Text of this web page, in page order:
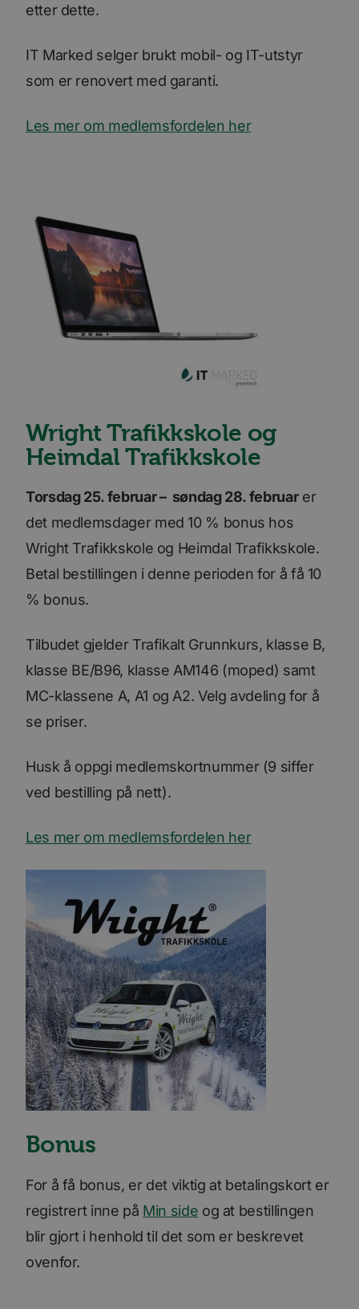
etter dette.
IT Marked selger brukt mobil- og IT-utstyr
som er renovert med garanti.
Les mer om medlemsfordelen her
Wright Trafikkskole og
Heimdal Trafikkskole
Torsdag 25. februar – søndag 28. februarer
det medlemsdager med 10 % bonus hos
Wright Trafikkskole og Heimdal Trafikkskole.
Betal bestillingen i denne perioden for å få 10
% bonus.
Tilbudet gjelder Trafikalt Grunnkurs, klasse B,
klasse BE/B96, klasse AM146 (moped) samt
MC-klassene A, A1 og A2. Velg avdeling for å
se priser.
Husk å oppgi medlemskortnummer (9 siffer
ved bestilling på nett).
Les mer om medlemsfordelen her
Bonus
For å få bonus, er det viktig at betalingskort er
registrert inne på Min side og at bestillingen
blir gjort i henhold til det som er beskrevet
ovenfor.